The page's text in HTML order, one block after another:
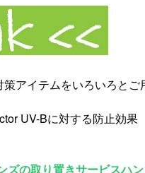
アイテムをいろいろとご
UV-Bに対する防止効果
の取り置きサービスハン